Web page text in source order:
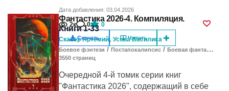
Дата добавления: 03.04.2026
2к 0 0
Скачать Читать
Фантастика 2026-4. Компиляция.
Книги 1-33
Скабер Артемий, Усова Василиса
Боевое фэнтези / Постапокалипсис / Боевая фантастика
3550 cтраниц
Очередной 4-й томик серии книг
"Фантастика 2026", содержащий в себе